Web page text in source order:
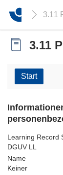
3.11
3.11
Start
Learning Record
DGUV LL
Name
Keiner